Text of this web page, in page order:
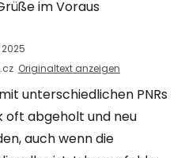
im Voraus
Originaltext anzeigen
unterschiedlichen PNRs
oft abgeholt und neu
auch wenn die